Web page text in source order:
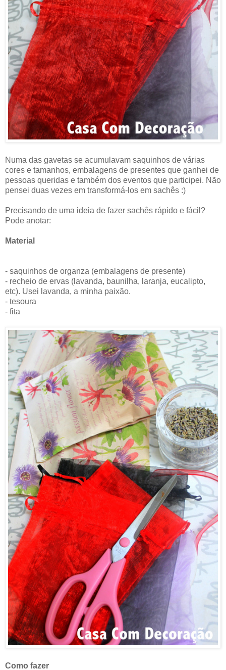
Numa das gavetas se acumulavam saquinhos de várias
cores e tamanhos, embalagens de presentes que ganhei de
pessoas queridas e também dos eventos que participei. Não
pensei duas vezes em transformá-los em sachês :)
Precisando de uma ideia de fazer sachês rápido e fácil?
Pode anotar:
Material
- saquinhos de organza (embalagens de presente)
- recheio de ervas (lavanda, baunilha, laranja, eucalipto,
etc). Usei lavanda, a minha paixão.
- tesoura
- fita
Como fazer